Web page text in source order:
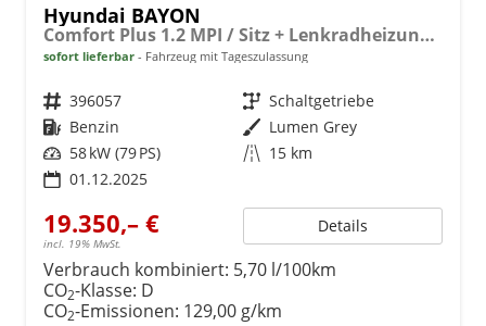
Hyundai BAYON
Comfort Plus 1.2 MPI / Sitz + Lenkradheizung PDC V&H Kamera LED Tempomat Keyless Alu 16"
sofort lieferbar Fahrzeug mit Tageszulassung
Fahrzeugnr. 396057 Getriebe Schaltgetriebe
Kraftstoff Benzin Außenfarbe Lumen Grey
Leistung 58 kW (79 PS) Kilometerstand 15 km
01.12.2025
19.350,– €
incl. 19% MwSt.
Details
Verbrauch kombiniert: 5,70 l/100km
CO2-Klasse: D
CO2-Emissionen: 129,00 g/km